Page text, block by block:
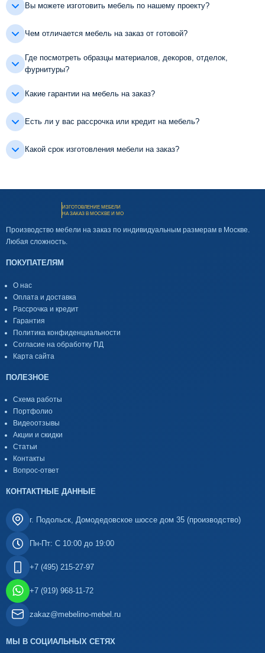
Вы можете изготовить мебель по нашему проекту?
Чем отличается мебель на заказ от готовой?
Где посмотреть образцы материалов, декоров, отделок,
фурнитуры?
Какие гарантии на мебель на заказ?
Есть ли у вас рассрочка или кредит на мебель?
Какой срок изготовления мебели на заказ?
ИЗГОТОВЛЕНИЕ МЕБЕЛИ
НА ЗАКАЗ В МОСКВЕ И МО
Производство мебели на заказ по индивидуальным размерам в Москве.
Любая сложность.
ПОКУПАТЕЛЯМ
О нас
Оплата и доставка
Рассрочка и кредит
Гарантия
Политика конфиденциальности
Согласие на обработку ПД
Карта сайта
ПОЛЕЗНОЕ
Схема работы
Портфолио
Видеоотзывы
Акции и скидки
Статьи
Контакты
Вопрос-ответ
КОНТАКТНЫЕ ДАННЫЕ
г. Подольск, Домодедовское шоссе дом 35 (производство)
Пн-Пт: С 10:00 до 19:00
+7 (495) 215-27-97
+7 (919) 968-11-72
zakaz@mebelino-mebel.ru
МЫ В СОЦИАЛЬНЫХ СЕТЯХ